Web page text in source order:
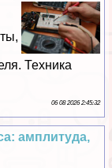
Техника
06 08 2026 2:45:32
амплитуда,